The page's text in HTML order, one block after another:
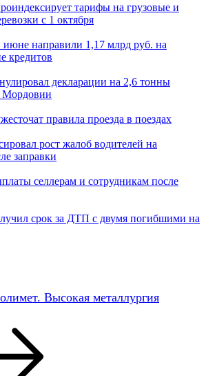
тарифы на грузовые и
с 1 октября
направили 1,17 млрд руб. на
кредитов
декларации на 2,6 тонны
Мордовии
правила проезда в поездах
рост жалоб водителей на
заправки
селлерам и сотрудникам после
срок за ДТП с двумя погибшими на
Высокая металлургия